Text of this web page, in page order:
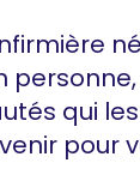
qui
pour